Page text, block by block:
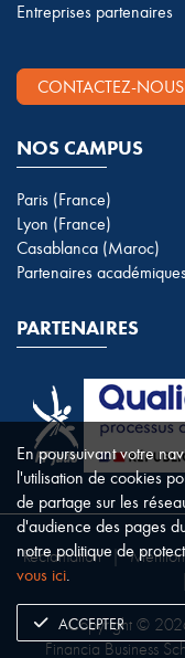
Entreprises partenaires
CONTACTEZ-NOUS
NOS CAMPUS
Paris (France)
Lyon (France)
Casablanca (Maroc)
Partenaires
PARTENAIRES
Copyright ©
Financia Business
Réclamation |
En poursuivant votre
l'utilisation de cookies
de partage sur les
d'audience des pages
notre politique de
vous ici.
ACCEPTER